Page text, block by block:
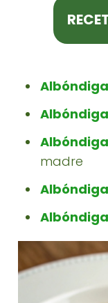
madre